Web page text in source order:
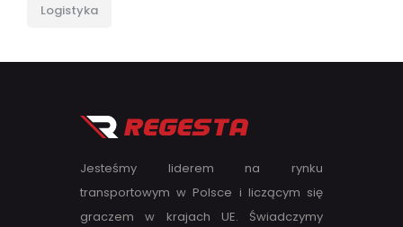
Logistyka
Jesteśmy liderem na rynku
transportowym w Polsce i liczącym się
graczem w krajach UE. Świadczymy